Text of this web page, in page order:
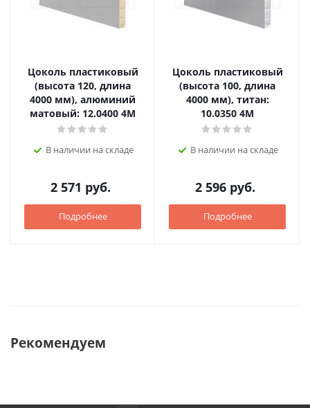
Цоколь пластиковый
(высота 120, длина
4000 мм), алюминий
матовый: 12.0400 4M
В наличии на складе
2 571 руб.
Подробнее
Цоколь пластиковый
(высота 100, длина
4000 мм), титан:
10.0350 4M
В наличии на складе
2 596руб.
Подробнее
Рекомендуем